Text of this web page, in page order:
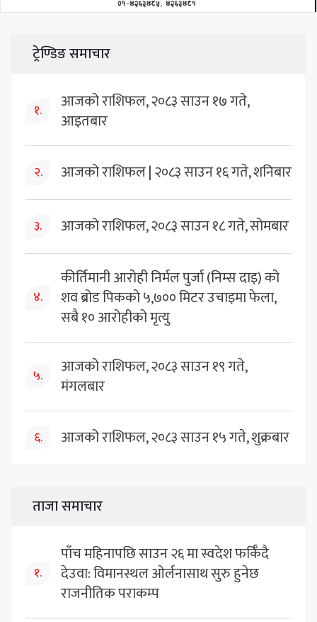
ट्रेण्डिङ समाचार
१.
आजको राशिफल, २०८३ साउन १७ गते,
आइतबार
२. आजको राशिफल | २०८३ साउन १६ गते, शनिबार
३. आजको राशिफल, २०८३ साउन १८ गते, सोमबार
४.
कीर्तिमानी आरोही निर्मल पुर्जा (निम्स दाइ) को
शव ब्रोड पिकको ५,७०० मिटर उचाइमा फेला,
सबै १० आरोहीको मृत्यु
५.
आजको राशिफल, २०८३ साउन १९ गते,
मंगलबार
६. आजको राशिफल, २०८३ साउन १५ गते, शुक्रबार
ताजा समाचार
१.
पाँच महिनापछि साउन २६ मा स्वदेश फर्किँदै
देउवा: विमानस्थल ओर्लनासाथ सुरु हुनेछ
राजनीतिक पराकम्प